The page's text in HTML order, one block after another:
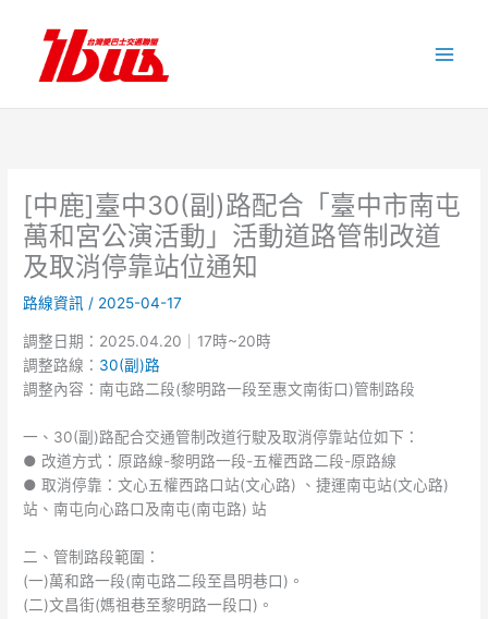
內
[中鹿]臺中30(副)路配合「臺中市南屯
萬和宮公演活動」活動道路管制改道
及取消停靠站位通知
路線資訊 / 2025-04-17
調整日期：2025.04.20｜17時~20時
調整路線： 30(副)路
調整內容：南屯路二段(黎明路一段至惠文南街口)管制路段
一、30(副)路配合交通管制改道行駛及取消停靠站位如下：
● 改道方式：原路線-黎明路一段-五權西路二段-原路線
● 取消停靠：文心五權西路口站(文心路) 、捷運南屯站(文心路)
站、南屯向心路口及南屯(南屯路) 站
二、管制路段範圍：
(一)萬和路一段(南屯路二段至昌明巷口)。
(二)文昌街(媽祖巷至黎明路一段口)。